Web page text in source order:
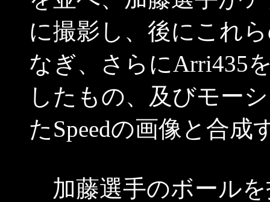
に撮影し、後にこれ
なぎ、さらにArri435
したもの、及びモー
たSpeedの画像と合
加藤選手のボール